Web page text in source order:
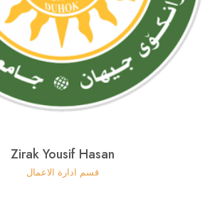
Zirak Yousif Hasan
قسم ادارة الاعمال